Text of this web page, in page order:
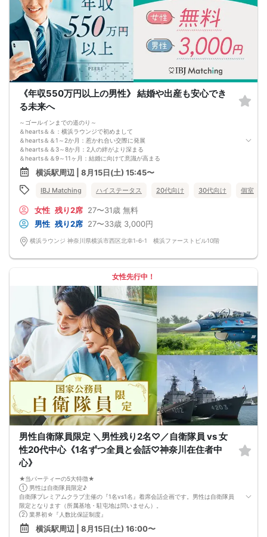
《年収550万円以上の男性》 結婚や出産も安心でき
る未来へ
～ゴールインまでの道のり～
＆hearts＆＆：横浜ラウンジで初めまして
＆hearts＆＆1～2か月：惹かれ合い交際に発展
＆hearts＆＆3～8か月：2人の絆がより深まる
＆hearts＆＆9～11ヶ月：結婚に向けて意識が高まる
＆hearts＆＆1年後：大好きなお相手とゴールイン
「いつも隣にいてくれてありがとう」
「これからもずっと一緒にいてください」
出会い、付き合い、結婚しても
横浜駅周辺 | 8月15日(土) 15:45〜
IBJ Matching ハイステータス 20代向け 30代向け 個室
女性 残り2席 27〜31歳 無料
男性 残り2席 27〜33歳 3,000円
横浜ラウンジ 神奈川県横浜市西区北幸1‐6‐1 横浜ファーストビル10階
女性先行中！
男性自衛隊員限定 ＼男性残り2名♡／自衛隊員 vs 女
性20代中心《1名ずつ全員と会話♡神奈川在住者中
心》
★当パーティーの5大特徴★
① 男性は自衛隊員限定♪
自衛隊プレミアムクラブ主催の『1名vs1名』着席会話企画です。男性は自衛隊員
限定となります（所属基地・駐屯地は問いません）。
② 業界初☆『人数比保証制度』
男女比率が同数になるように人数調整させて頂いています。安心してご参加下さ
い。
横浜駅周辺 | 8月15日(土) 16:00〜